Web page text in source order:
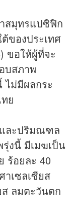
สมุทรแปซิฟิก
ของประเทศ
ขอให้ผู้ที่จะ
บสภาพ
ไม่มีผลกระ
ย
ละปริมณฑล
งนี้ มีเมฆเป็น
ร้อยละ 40
เซลเซียส
ลมตะวันตก